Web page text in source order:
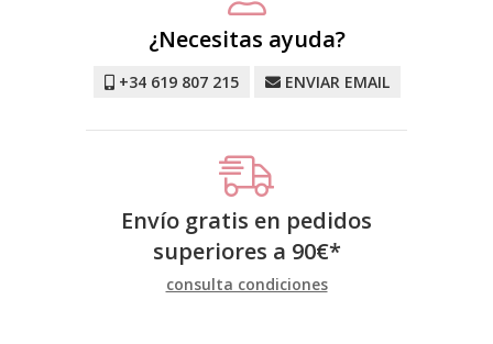
¿Necesitas ayuda?
+34 619 807 215 ENVIAR EMAIL
Envío gratis en pedidos
superiores a 90€*
consulta condiciones